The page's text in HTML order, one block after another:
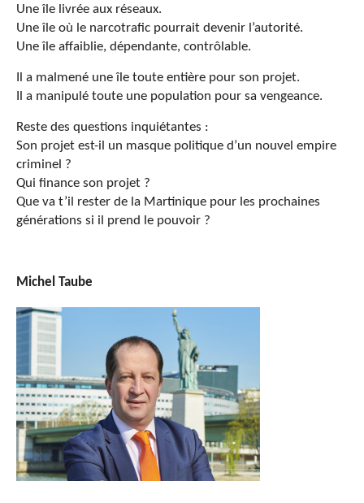
Une île livrée aux réseaux.
Une île où le narcotrafic pourrait devenir l’autorité.
Une île affaiblie, dépendante, contrôlable.
Il a malmené une île toute entière pour son projet.
Il a manipulé toute une population pour sa vengeance.
Reste des questions inquiétantes :
Son projet est-il un masque politique d’un nouvel empire
criminel ?
Qui finance son projet ?
Que va t’il rester de la Martinique pour les prochaines
générations si il prend le pouvoir ?
Michel Taube